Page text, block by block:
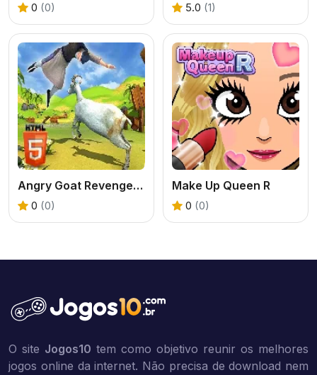
0 (0) 5.0 (1)
Angry Goat Revenge HTML5
0 (0)
Make Up Queen R
0 (0)
O site Jogos10 tem como objetivo reunir os melhores
jogos online da internet. Não precisa de download nem